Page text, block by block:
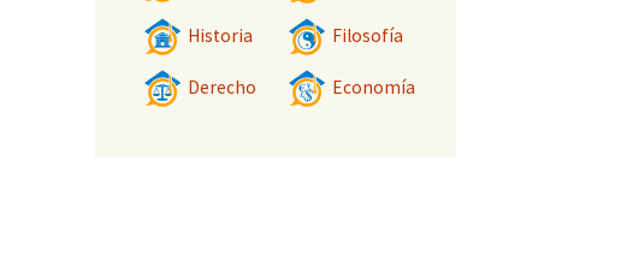
Historia Filosofía
Derecho Economía